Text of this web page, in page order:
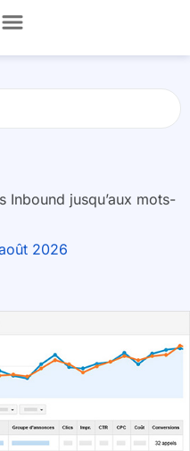
Inbound jusqu’aux mots-
2026